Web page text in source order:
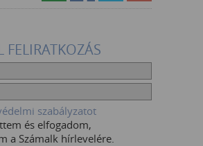
FELIRATKOZÁS
szabályzatot
és elfogadom,
a Számalk hírlevelére.